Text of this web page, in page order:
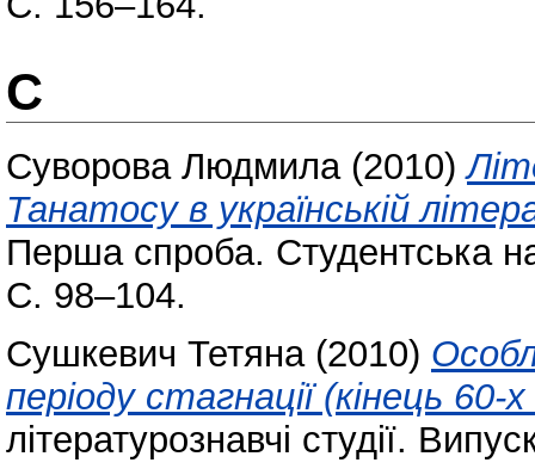
С
Суворова Людмила(2010)
Танатосу в українській
Перша спроба. Студентська
С. 98–104.
Сушкевич Тетяна(2010)
періоду стагнації (кінець
літературознавчі студії.